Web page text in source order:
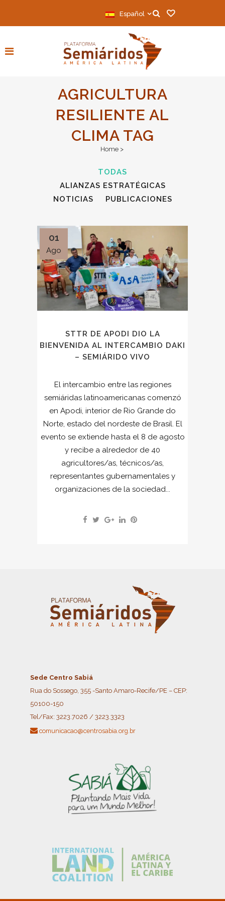
Español
AGRICULTURA
RESILIENTE AL
CLIMA TAG
Home>
TODAS
ALIANZAS ESTRATÉGICAS
NOTICIAS
PUBLICACIONES
01
Ago
STTR DE APODI DIO LA
BIENVENIDA AL INTERCAMBIO DAKI
– SEMIÁRIDO VIVO
El intercambio entre las regiones
semiáridas latinoamericanas comenzó
en Apodi, interior de Rio Grande do
Norte, estado del nordeste de Brasil. El
evento se extiende hasta el 8 de agosto
y recibe a alrededor de 40
agricultores/as, técnicos/as,
representantes gubernamentales y
organizaciones de la sociedad...
Sede Centro Sabiá
Rua do Sossego, 355 -Santo Amaro-Recife/PE – CEP:
50100-150
Tel/Fax: 3223.7026 / 3223.3323
comunicacao@centrosabia.org.br